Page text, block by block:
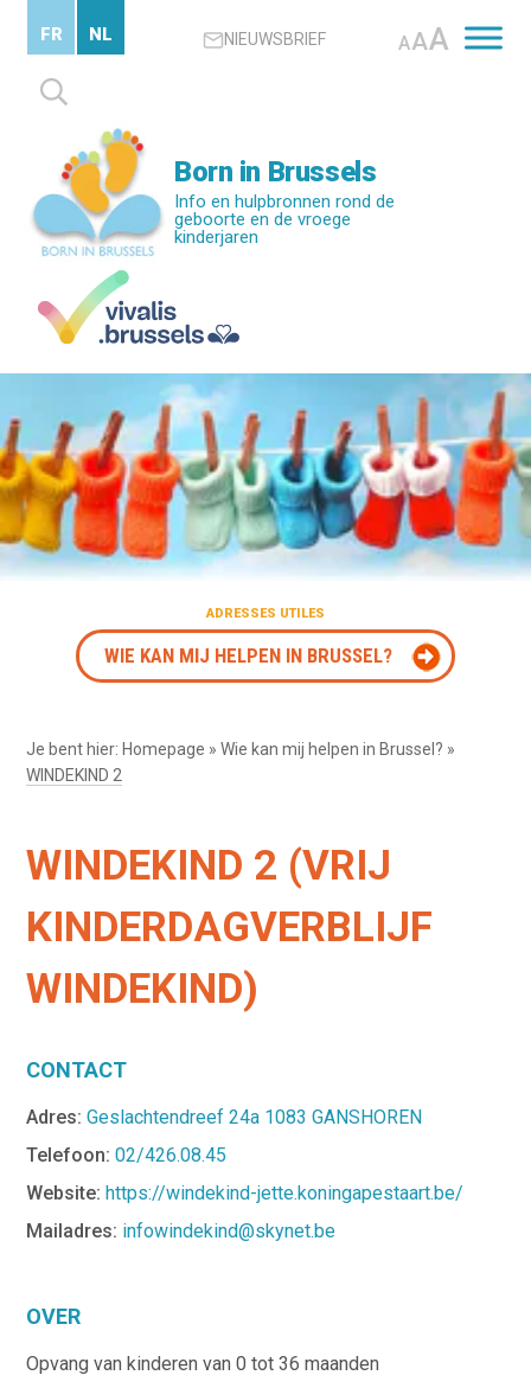
content
NIEUWSBRIEF AAA
Zoeken
naar:
FR NL
Born in Brussels
Info en hulpbronnen rond de
geboorte en de vroege
kinderjaren
ADRESSES UTILES
WIE KAN MIJ HELPEN IN BRUSSEL?
Je bent hier: Homepage »Wie kan mij helpen in Brussel? »
WINDEKIND 2
WINDEKIND 2 (VRIJ
KINDERDAGVERBLIJF
WINDEKIND)
CONTACT
Adres: Geslachtendreef 24a 1083 GANSHOREN
Telefoon: 02/426.08.45
Website:https://windekind-jette.koningapestaart.be/
Mailadres: infowindekind@skynet.be
OVER
Opvang van kinderen van 0 tot 36 maanden